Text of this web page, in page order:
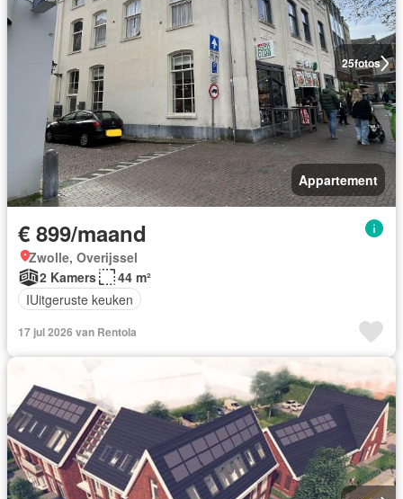
25fotos
Appartement
€ 899/maand
Zwolle, Overijssel
2 Kamers
44 m²
IUitgeruste keuken
17 jul 2026 van Rentola